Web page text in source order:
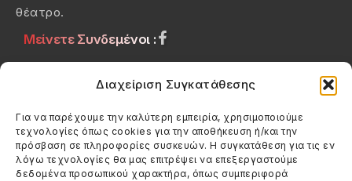
Διαχείριση Συγκατάθεσης
Για να παρέχουμε την καλύτερη εμπειρία, χρησιμοποιούμε
τεχνολογίες όπως cookies για την αποθήκευση ή/και την
πρόσβαση σε πληροφορίες συσκευών. Η συγκατάθεση για τις εν
λόγω τεχνολογίες θα μας επιτρέψει να επεξεργαστούμε
δεδομένα προσωπικού χαρακτήρα, όπως συμπεριφορά
θέατρο.
Μείνετε Συνδεμένοι :
Θέατρο
Βιβλία